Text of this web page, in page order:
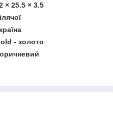
× 25.5 × 3.5
- золото